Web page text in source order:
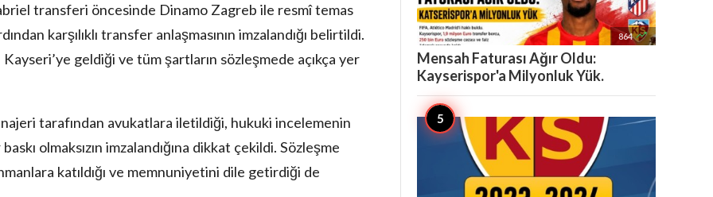
transferi öncesinde Dinamo Zagreb ile resmî temas
karşılıklı transfer anlaşmasının imzalandığı belirtildi.
geldiği ve tüm şartların sözleşmede açıkça yer
tarafından avukatlara iletildiği, hukuki incelemenin
olmaksızın imzalandığına dikkat çekildi. Sözleşme
katıldığı ve memnuniyetini dile getirdiği de
864 
Mensah Faturası Ağır Oldu:
Kayserispor'a Milyonluk Yük.